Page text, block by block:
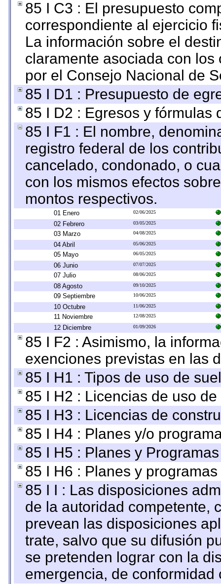
85 I C3 : El presupuesto
correspondiente al ejercicio
La información sobre el
claramente asociada con
por el Consejo Nacional de
85 I D1 : Presupuesto de
85 I D2 : Egresos y fórmulas
85 I F1 : El nombre,
registro federal de los
cancelado, condonado, o
con los mismos efectos
montos respectivos.
01 Enero 02/06/2025
02 Febrero 03/05/2025
03 Marzo 04/08/2025
04 Abril 05/06/2025
05 Mayo 06/05/2025
06 Junio 07/07/2025
07 Julio 08/06/2025
08 Agosto 09/10/2025
09 Septiembre 10/06/2025
10 Octubre 11/06/2025
11 Noviembre 12/08/2025
12 Diciembre 01/09/2026
85 I F2 : Asimismo, la
exenciones previstas en las
85 I H1 : Tipos de uso de
85 I H2 : Licencias de uso
85 I H3 : Licencias de
85 I H4 : Planes y/o
85 I H5 : Planes y
85 I H6 : Planes y
85 I I : Las disposiciones
de la autoridad competente,
prevean las disposiciones
trate, salvo que su difusión
se pretenden lograr con la
emergencia, de